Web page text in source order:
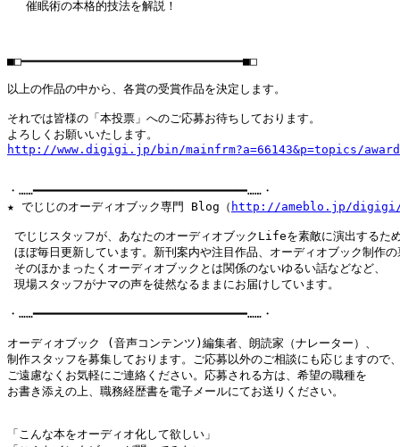
催眠術の本格的技法を解説！
■□━━━━━━━━━━━━━━━━━━━━━━━━━━━━━━━■□
以上の作品の中から、各賞の受賞作品を決定します。
それでは皆様の「本投票」へのご応募お待ちしております。
http://www.digigi.jp/bin/mainfrm?a=66143&p=topics/
・……━━━━━━━━━━━━━━━━━━━━━━━━━━━━━━……・
★ でじじのオーディオブック専門 Blog（ http://ameblo.jp/
でじじスタッフが、あなたのオーディオブックLifeを素敵に演出するた
ほぼ毎日更新しています。新刊案内や注目作品、オーディオブック制作
そのほかまったくオーディオブックとは関係のないゆるい話などなど、
現場スタッフがナマの声を徒然なるままにお届けしています。
・……━━━━━━━━━━━━━━━━━━━━━━━━━━━━━━……・
オーディオブック (音声コンテンツ)編集者、朗読家（ナレーター）、
制作スタッフを募集しております。ご応募以外のご相談にも応じますので
ご遠慮なくお気軽にご連絡ください。応募される方は、希望の職種を
お書き添えの上、職務経歴書を電子メールにてお送りください。
「こんな本をオーディオ化して欲しい」